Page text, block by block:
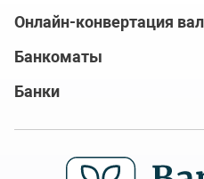
Онлайн-конвертация
Банкоматы
Банки